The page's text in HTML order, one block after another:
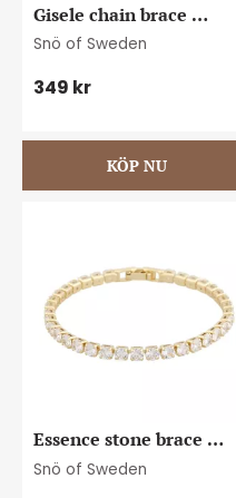
Gisele chain brace
plain g
Snö of Sweden
349 kr
Essence stone brace
g/clear
Snö of Sweden